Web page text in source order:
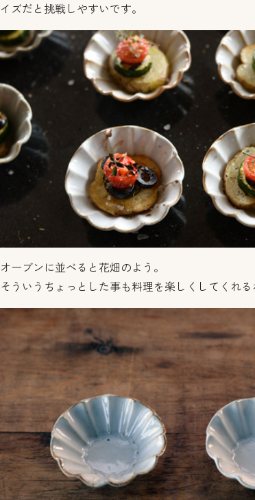
イズだと挑戦しやすいです。
オーブンに並べると花畑のよう。
そういうちょっとした事も料理を楽しくしてくれる